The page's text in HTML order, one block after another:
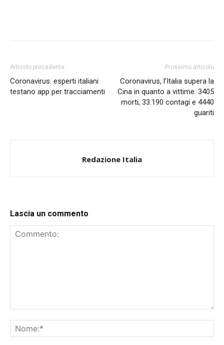
Articolo precedente
Coronavirus: esperti italiani
testano app per tracciamenti
Prossimo articolo
Coronavirus, l’Italia supera la
Cina in quanto a vittime. 3405
morti, 33.190 contagi e 4440
guariti
Redazione Italia
Lascia un commento